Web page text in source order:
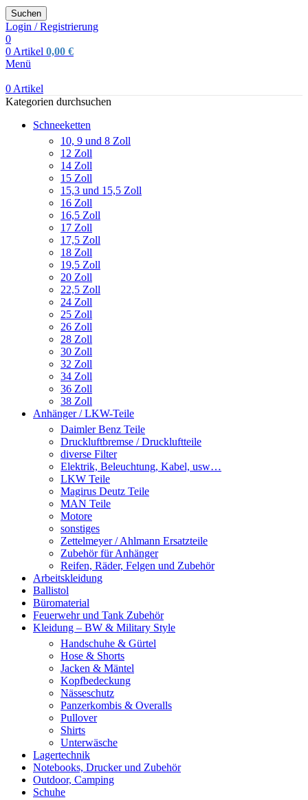
Suchen
Login / Registrierung
0
0 Artikel 0,00 €
Menü
0 Artikel
Kategorien durchsuchen
Schneeketten
10, 9 und 8 Zoll
12 Zoll
14 Zoll
15 Zoll
15,3 und 15,5 Zoll
16 Zoll
16,5 Zoll
17 Zoll
17,5 Zoll
18 Zoll
19,5 Zoll
20 Zoll
22,5 Zoll
24 Zoll
25 Zoll
26 Zoll
28 Zoll
30 Zoll
32 Zoll
34 Zoll
36 Zoll
38 Zoll
Anhänger / LKW-Teile
Daimler Benz Teile
Druckluftbremse / Druckluftteile
diverse Filter
Elektrik, Beleuchtung, Kabel, usw…
LKW Teile
Magirus Deutz Teile
MAN Teile
Motore
sonstiges
Zettelmeyer / Ahlmann Ersatzteile
Zubehör für Anhänger
Reifen, Räder, Felgen und Zubehör
Arbeitskleidung
Ballistol
Büromaterial
Feuerwehr und Tank Zubehör
Kleidung – BW & Military Style
Handschuhe & Gürtel
Hose & Shorts
Jacken & Mäntel
Kopfbedeckung
Nässeschutz
Panzerkombis & Overalls
Pullover
Shirts
Unterwäsche
Lagertechnik
Notebooks, Drucker und Zubehör
Outdoor, Camping
Schuhe